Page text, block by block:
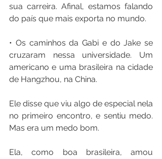
sua carreira. Afinal, estamos falando
do país que mais exporta no mundo.
• Os caminhos da Gabi e do Jake se
cruzaram nessa universidade. Um
americano e uma brasileira na cidade
de Hangzhou, na China.
Ele disse que viu algo de especial nela
no primeiro encontro, e sentiu medo.
Mas era um medo bom.
Ela, como boa brasileira, amou